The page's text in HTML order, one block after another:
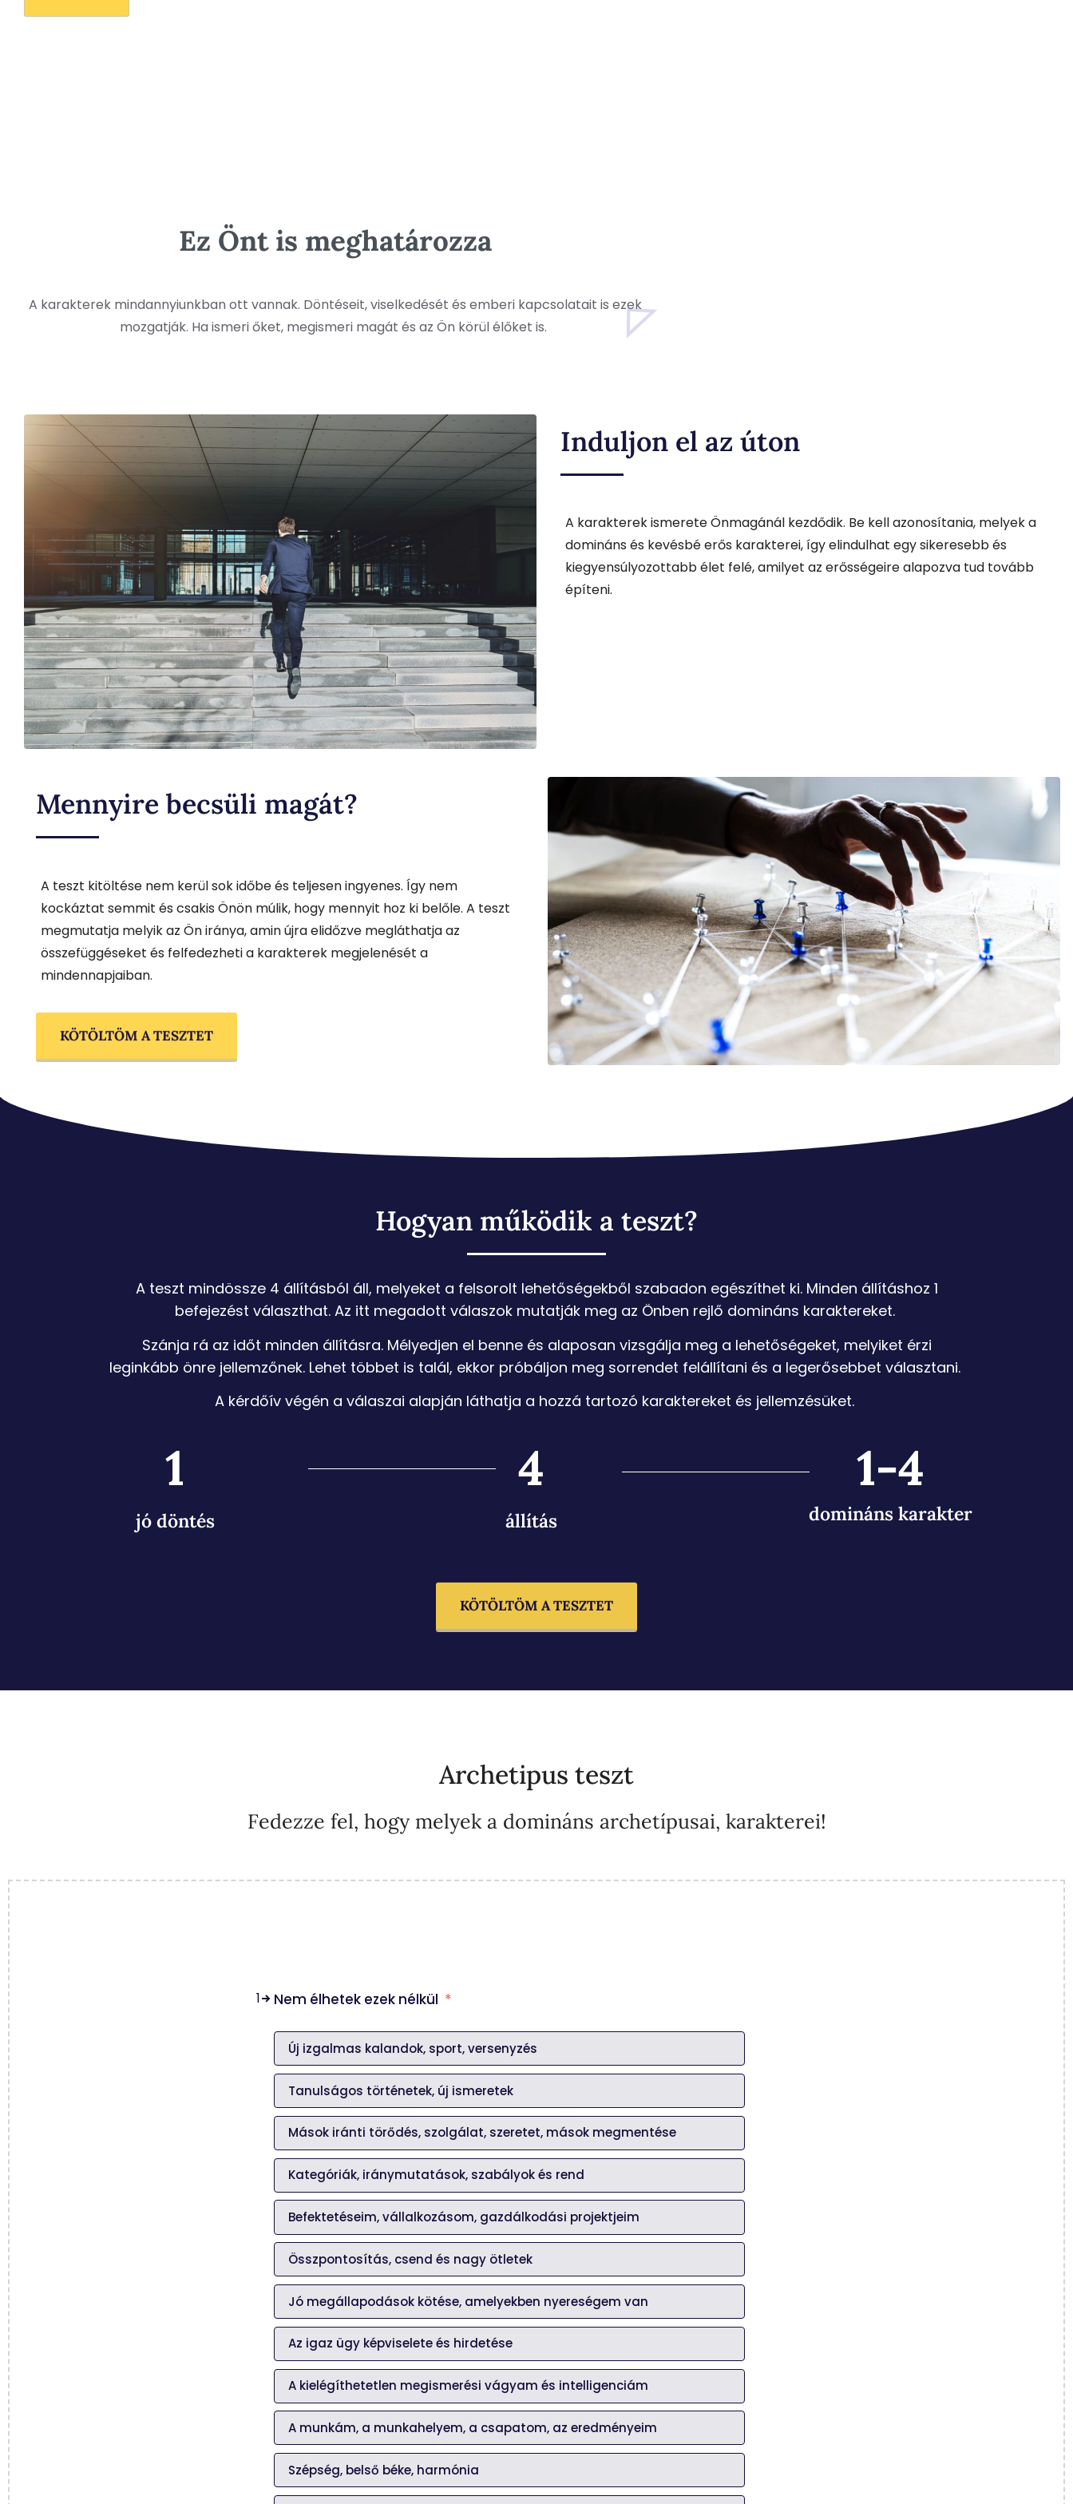
Ez Önt is meghatározza
A karakterek mindannyiunkban ott vannak. Döntéseit, viselkedését és emberi kapcsolatait is ezek
mozgatják. Ha ismeri őket, megismeri magát és az Ön körül élőket is.
Induljon el az úton
A karakterek ismerete Önmagánál kezdődik. Be kell azonosítania, melyek a
domináns és kevésbé erős karakterei, így elindulhat egy sikeresebb és
kiegyensúlyozottabb élet felé, amilyet az erősségeire alapozva tud tovább
építeni.
Mennyire becsüli magát?
A teszt kitöltése nem kerül sok időbe és teljesen ingyenes. Így nem
kockáztat semmit és csakis Önön múlik, hogy mennyit hoz ki belőle. A teszt
megmutatja melyik az Ön iránya, amin újra elidőzve megláthatja az
összefüggéseket és felfedezheti a karakterek megjelenését a
mindennapjaiban.
KÖTÖLTÖM A TESZTET
Hogyan működik a teszt?
A teszt mindössze 4 állításból áll, melyeket a felsorolt lehetőségekből szabadon egészíthet ki. Minden állításhoz 1
befejezést választhat. Az itt megadott válaszok mutatják meg az Önben rejlő domináns karaktereket.
Szánja rá az időt minden állításra. Mélyedjen el benne és alaposan vizsgálja meg a lehetőségeket, melyiket érzi
leginkább önre jellemzőnek. Lehet többet is talál, ekkor próbáljon meg sorrendet felállítani és a legerősebbet választani.
A kérdőív végén a válaszai alapján láthatja a hozzá tartozó karaktereket és jellemzésüket.
1
jó döntés
4
állítás
1-4
domináns karakter
KÖTÖLTÖM A TESZTET
Archetipus teszt
Fedezze fel, hogy melyek a domináns archetípusai, karakterei!
1 Nem élhetek ezek nélkül *
Új izgalmas kalandok, sport, versenyzés
Tanulságos történetek, új ismeretek
Mások iránti törődés, szolgálat, szeretet, mások megmentése
Kategóriák, iránymutatások, szabályok és rend
Befektetéseim, vállalkozásom, gazdálkodási projektjeim
Összpontosítás, csend és nagy ötletek
Jó megállapodások kötése, amelyekben nyereségem van
Az igaz ügy képviselete és hirdetése
A kielégíthetetlen megismerési vágyam és intelligenciám
A munkám, a munkahelyem, a csapatom, az eredményeim
Szépség, belső béke, harmónia